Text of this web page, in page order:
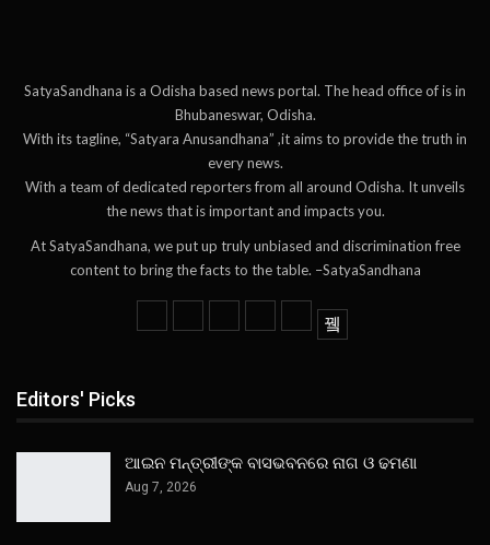
SatyaSandhana is a Odisha based news portal. The head office of is in
Bhubaneswar, Odisha.
With its tagline, “Satyara Anusandhana” ,it aims to provide the truth in
every news.
With a team of dedicated reporters from all around Odisha. It unveils
the news that is important and impacts you.
At SatyaSandhana, we put up truly unbiased and discrimination free
content to bring the facts to the table. –SatyaSandhana
Editors' Picks
ଆଇନ ମନ୍ତ୍ରୀଙ୍କ ବାସଭବନରେ ନାଗ ଓ ଢମଣା
Aug 7, 2026